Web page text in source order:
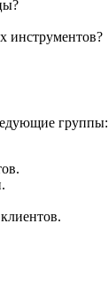
инструментов?
группы: